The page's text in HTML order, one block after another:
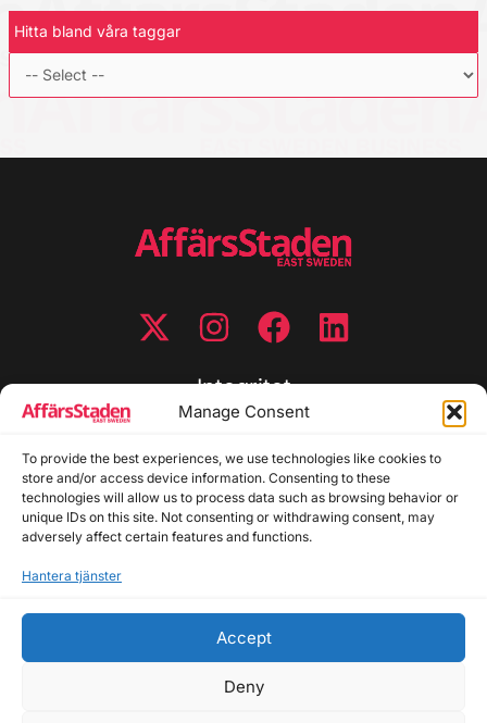
Manage Consent
To provide the best experiences, we use technologies like cookies to
store and/or access device information. Consenting to these
technologies will allow us to process data such as browsing behavior or
unique IDs on this site. Not consenting or withdrawing consent, may
adversely affect certain features and functions.
Hantera tjänster
Accept
Deny
Hitta bland våra taggar
Integritet
Cookiepolicy
Disclaimer
Redaktionell policy
Utgivarinformation
Allmänna frågor: info@affarsstaden.se | Tipsa
annons@affarsstaden.se